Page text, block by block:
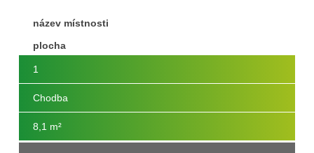
název místnosti
plocha
1
Chodba
8,1 m²